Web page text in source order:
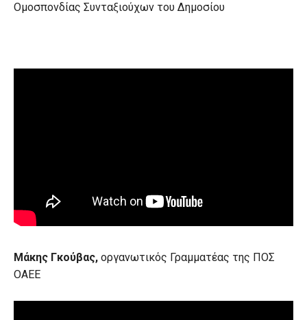
Ομοσπονδίας Συνταξιούχων του Δημοσίου
Μάκης Γκούβας, οργανωτικός Γραμματέας της ΠΟΣ
ΟΑΕΕ